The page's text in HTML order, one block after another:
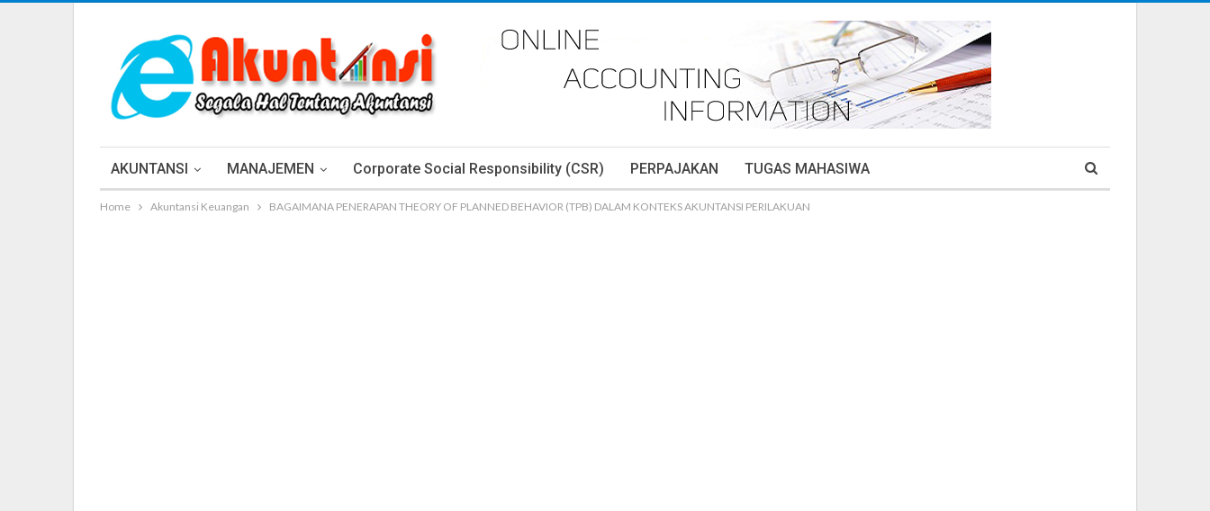
AKUNTANSI MANAJEMEN Corporate Social Responsibility (CSR) PERPAJAKAN TUGAS MAHASIWA
Home Akuntansi Keuangan BAGAIMANA PENERAPAN THEORY OF PLANNED BEHAVIOR (TPB) DALAM KONTEKS AKUNTANSI PERILAKUAN